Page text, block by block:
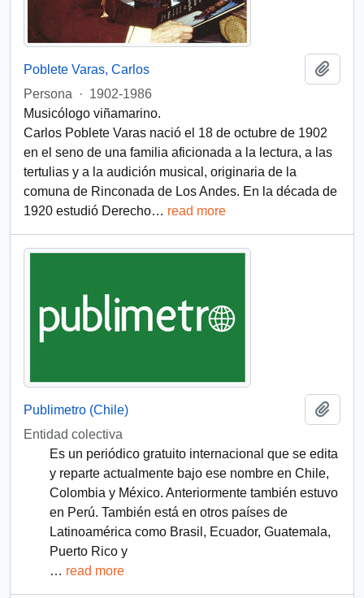
Poblete Varas, Carlos
Persona
· 1902-1986
Musicólogo viñamarino.
Carlos Poblete Varas nació el 18 de octubre de 1902
en el seno de una familia aficionada a la lectura, a las
tertulias y a la audición musical, originaria de la
comuna de Rinconada de Los Andes. En la década de
1920 estudió Derecho… read more
Publimetro (Chile)
Entidad colectiva
Es un periódico gratuito internacional que se edita
y reparte actualmente bajo ese nombre en Chile,
Colombia y México. Anteriormente también estuvo
en Perú. También está en otros países de
Latinoamérica como Brasil, Ecuador, Guatemala,
Puerto Rico y
… read more